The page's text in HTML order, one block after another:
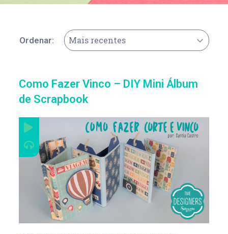
Ordenar: Mais recentes
Como Fazer Vinco – DIY Mini Álbum
de Scrapbook